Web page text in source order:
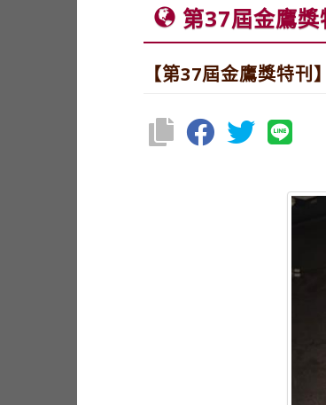
第37屆金鷹獎
【第37屆金鷹獎特